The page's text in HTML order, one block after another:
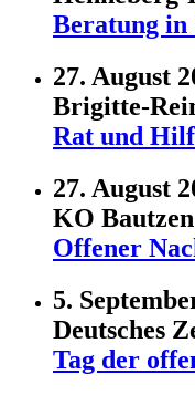
Beratung in
27. August
Brigitte-
Rat und
27. August
KO
Offener
5.
Deutsches
Tag der